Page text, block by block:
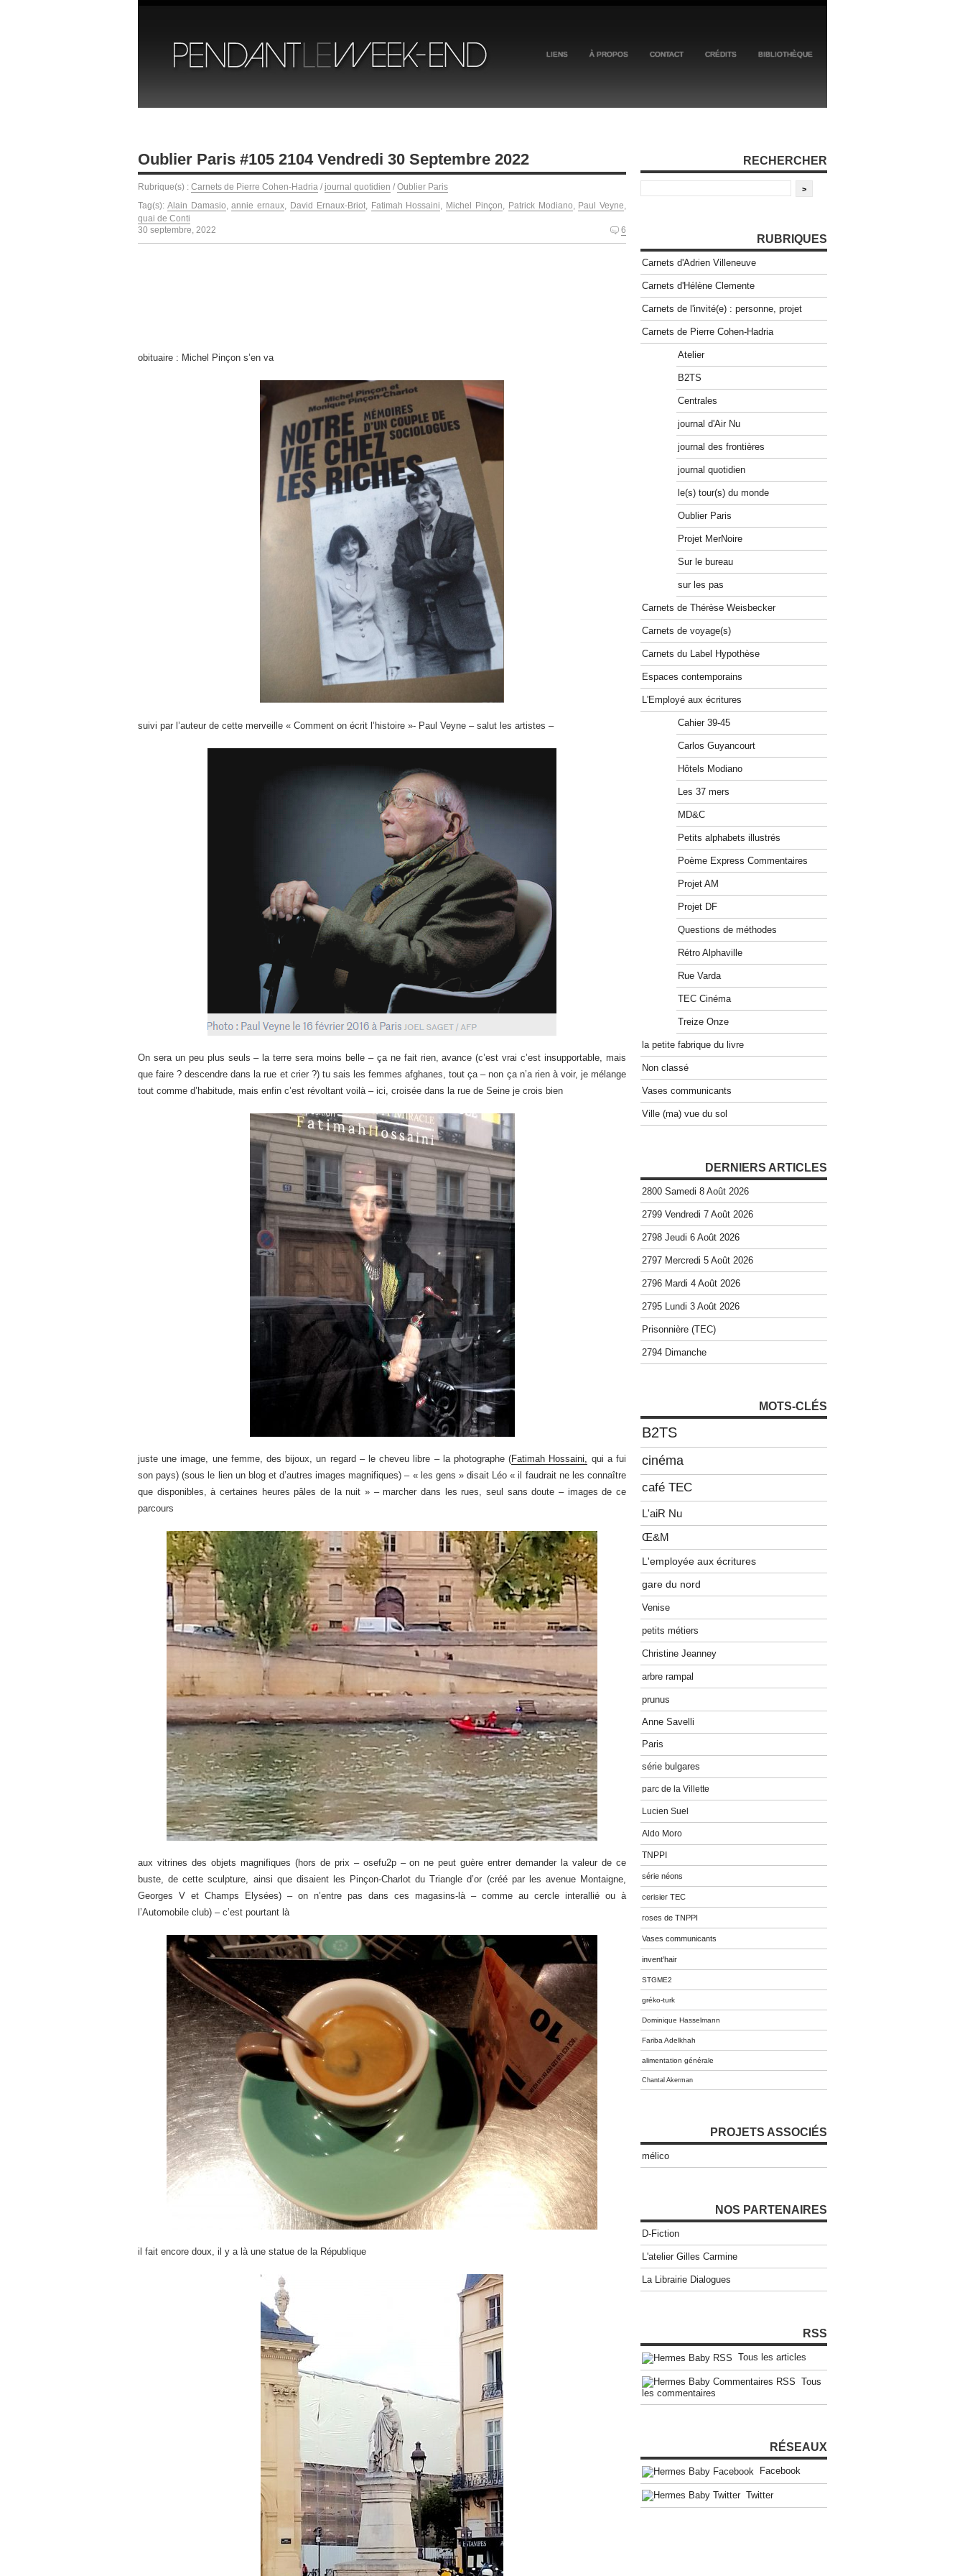
LIENS À PROPOS CONTACT CRÉDITS BIBLIOTHÈQUE
Oublier Paris #105 2104 Vendredi 30 Septembre 2022
Rubrique(s) : Carnets de Pierre Cohen-Hadria / journal quotidien / Oublier Paris
Tag(s): Alain Damasio,annie ernaux, David Ernaux-Briot, Fatimah Hossaini, Michel Pinçon, Patrick Modiano, Paul Veyne,
quai de Conti
30 septembre, 2022
6
obituaire : Michel Pinçon s’en va
suivi par l’auteur de cette merveille « Comment on écrit l’histoire »- Paul Veyne – salut les artistes –
On sera un peu plus seuls – la terre sera moins belle – ça ne fait rien, avance (c’est vrai c’est insupportable, mais
que faire ? descendre dans la rue et crier ?) tu sais les femmes afghanes, tout ça – non ça n’a rien à voir, je mélange
tout comme d’habitude, mais enfin c’est révoltant voilà – ici, croisée dans la rue de Seine je crois bien
juste une image, une femme, des bijoux, un regard – le cheveu libre – la photographe (Fatimah Hossaini, qui a fui
son pays) (sous le lien un blog et d’autres images magnifiques) – « les gens » disait Léo « il faudrait ne les connaître
que disponibles, à certaines heures pâles de la nuit » – marcher dans les rues, seul sans doute – images de ce
parcours
aux vitrines des objets magnifiques (hors de prix – osefu2p – on ne peut guère entrer demander la valeur de ce
buste, de cette sculpture, ainsi que disaient les Pinçon-Charlot du Triangle d’or (créé par les avenue Montaigne,
Georges V et Champs Elysées) – on n’entre pas dans ces magasins-là – comme au cercle interallié ou à
l’Automobile club) – c’est pourtant là
il fait encore doux, il y a là une statue de la République
RECHERCHER
RUBRIQUES
Carnets d'Adrien Villeneuve
Carnets d'Hélène Clemente
Carnets de l'invité(e) : personne, projet
Carnets de Pierre Cohen-Hadria
Atelier
B2TS
Centrales
journal d'Air Nu
journal des frontières
journal quotidien
le(s) tour(s) du monde
Oublier Paris
Projet MerNoire
Sur le bureau
sur les pas
Carnets de Thérèse Weisbecker
Carnets de voyage(s)
Carnets du Label Hypothèse
Espaces contemporains
L'Employé aux écritures
Cahier 39-45
Carlos Guyancourt
Hôtels Modiano
Les 37 mers
MD&C
Petits alphabets illustrés
Poème Express Commentaires
Projet AM
Projet DF
Questions de méthodes
Rétro Alphaville
Rue Varda
TEC Cinéma
Treize Onze
la petite fabrique du livre
Non classé
Vases communicants
Ville (ma) vue du sol
DERNIERS ARTICLES
2800 Samedi 8 Août 2026
2799 Vendredi 7 Août 2026
2798 Jeudi 6 Août 2026
2797 Mercredi 5 Août 2026
2796 Mardi 4 Août 2026
2795 Lundi 3 Août 2026
Prisonnière (TEC)
2794 Dimanche
MOTS-CLÉS
B2TS
cinéma
café TEC
L'aiR Nu
Œ&M
L'employée aux écritures
gare du nord
Venise
petits métiers
Christine Jeanney
arbre rampal
prunus
Anne Savelli
Paris
série bulgares
parc de la Villette
Lucien Suel
Aldo Moro
TNPPI
série néons
cerisier TEC
roses de TNPPI
Vases communicants
invent'hair
STGME2
gréko-turk
Dominique Hasselmann
Fariba Adelkhah
alimentation générale
Chantal Akerman
PROJETS ASSOCIÉS
mélico
NOS PARTENAIRES
D-Fiction
L'atelier Gilles Carmine
La Librairie Dialogues
RSS
Tous les articles
Tous
les commentaires
RÉSEAUX
Facebook
Twitter